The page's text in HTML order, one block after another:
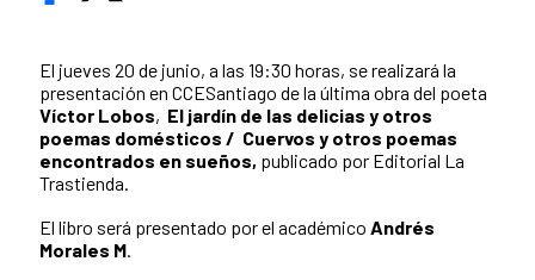
El jueves 20 de junio, a las 19:30 horas, se realizará la
presentación en CCESantiago de la última obra del poeta
Víctor Lobos, El jardín de las delicias y otros
poemas domésticos / Cuervos y otros poemas
encontrados en sueños, publicado por Editorial La
Trastienda.
El libro será presentado por el académico Andrés
Morales M.